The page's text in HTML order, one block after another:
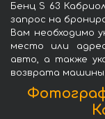
Бенц S 63
запрос на
Вам необходимо
место или
авто, а также
возврата машины.